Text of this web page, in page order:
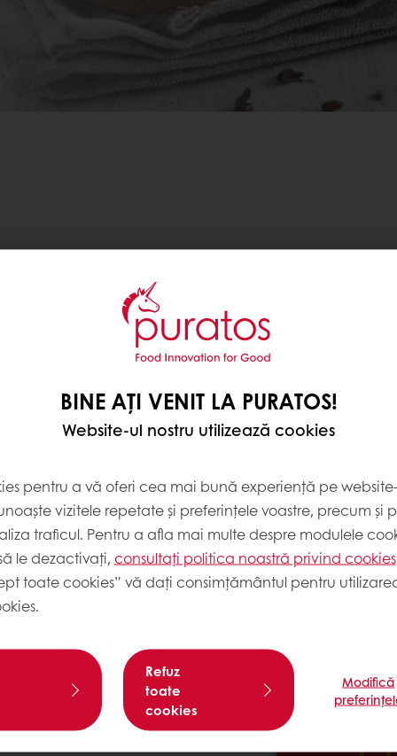
DE BRUTARIE PURAPAN CL
PURASAUER RYE
convenabilă pentru cei care doresc să
noastră, și
în inovație.
și ajutor pentru a
specialitățile de
acestor perioade
să bucure
iar afacerea
BINE AȚI VENIT LA PURATOS!
Website-ul nostru utilizează cookies
pentru a vă oferi cea mai bună experiență pe
vizitele repetate și preferințele voastre, precum și
traficul. Pentru a afla mai multe despre modulele
le dezactivați, consultați politica noastră privind cookies
toate cookies” vă dați consimțământul pentru
Refuz
toate
cookies
Modifică